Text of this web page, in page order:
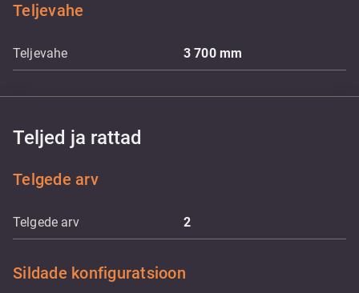
Teljevahe
Teljevahe 3 700 mm
Teljed ja rattad
Telgede arv
Telgede arv 2
Sildade konfiguratsioon